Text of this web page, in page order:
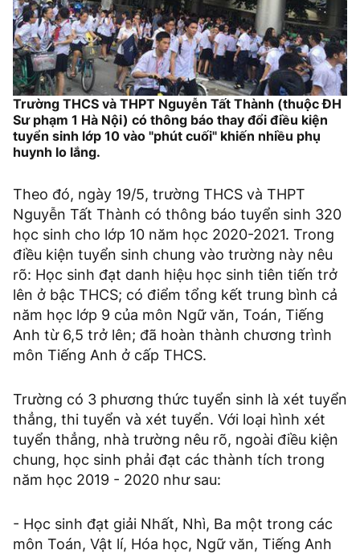
Trường THCS và THPT Nguyễn Tất Thành (thuộc ĐH
Sư phạm 1 Hà Nội) có thông báo thay đổi điều kiện
tuyển sinh lớp 10 vào "phút cuối" khiến nhiều phụ
huynh lo lắng.
Theo đó, ngày 19/5, trường THCS và THPT
Nguyễn Tất Thành có thông báo tuyển sinh 320
học sinh cho lớp 10 năm học 2020-2021. Trong
điều kiện tuyển sinh chung vào trường này nêu
rõ: Học sinh đạt danh hiệu học sinh tiên tiến trở
lên ở bậc THCS; có điểm tổng kết trung bình cả
năm học lớp 9 của môn Ngữ văn, Toán, Tiếng
Anh từ 6,5 trở lên; đã hoàn thành chương trình
môn Tiếng Anh ở cấp THCS.
Trường có 3 phương thức tuyển sinh là xét tuyển
thẳng, thi tuyển và xét tuyển. Với loại hình xét
tuyển thẳng, nhà trường nêu rõ, ngoài điều kiện
chung, học sinh phải đạt các thành tích trong
năm học 2019 - 2020 như sau:
- Học sinh đạt giải Nhất, Nhì, Ba một trong các
môn Toán, Vật lí, Hóa học, Ngữ văn, Tiếng Anh